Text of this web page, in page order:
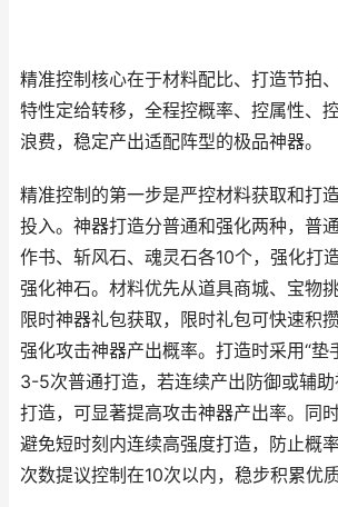
精准控制核心在于材料配比、打造节拍
特性定给转移，全程控概率、控属性、
浪费，稳定产出适配阵型的极品神器。
精准控制的第一步是严控材料获取和打
投入。神器打造分普通和强化两种，普
作书、斩风石、魂灵石各10个，强化打
强化神石。材料优先从道具商城、宝物
限时神器礼包获取，限时礼包可快速积
强化攻击神器产出概率。打造时采用“垫
3-5次普通打造，若连续产出防御或辅
打造，可显著提高攻击神器产出率。同
避免短时刻内连续高强度打造，防止概
次数提议控制在10次以内，稳步积累优